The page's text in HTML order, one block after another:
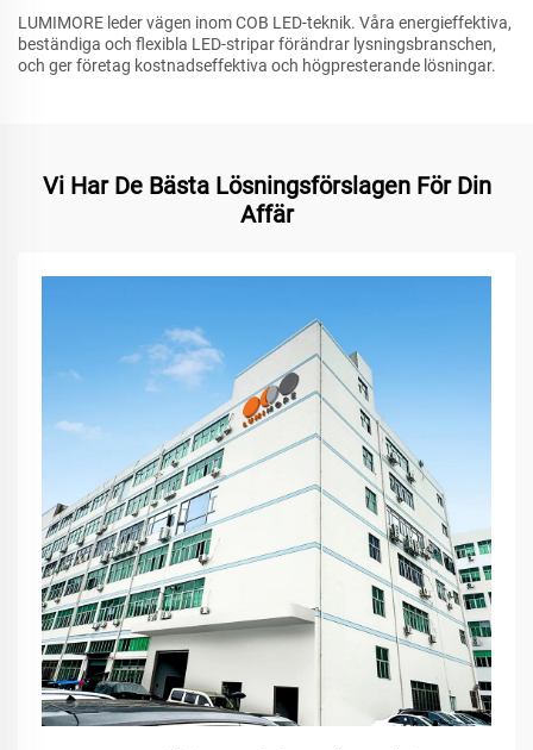
LUMIMORE leder vägen inom COB LED-teknik. Våra energieffektiva,
beständiga och flexibla LED-stripar förändrar lysningsbranschen,
och ger företag kostnadseffektiva och högpresterande lösningar.
Vi Har De Bästa Lösningsförslagen För Din
Affär